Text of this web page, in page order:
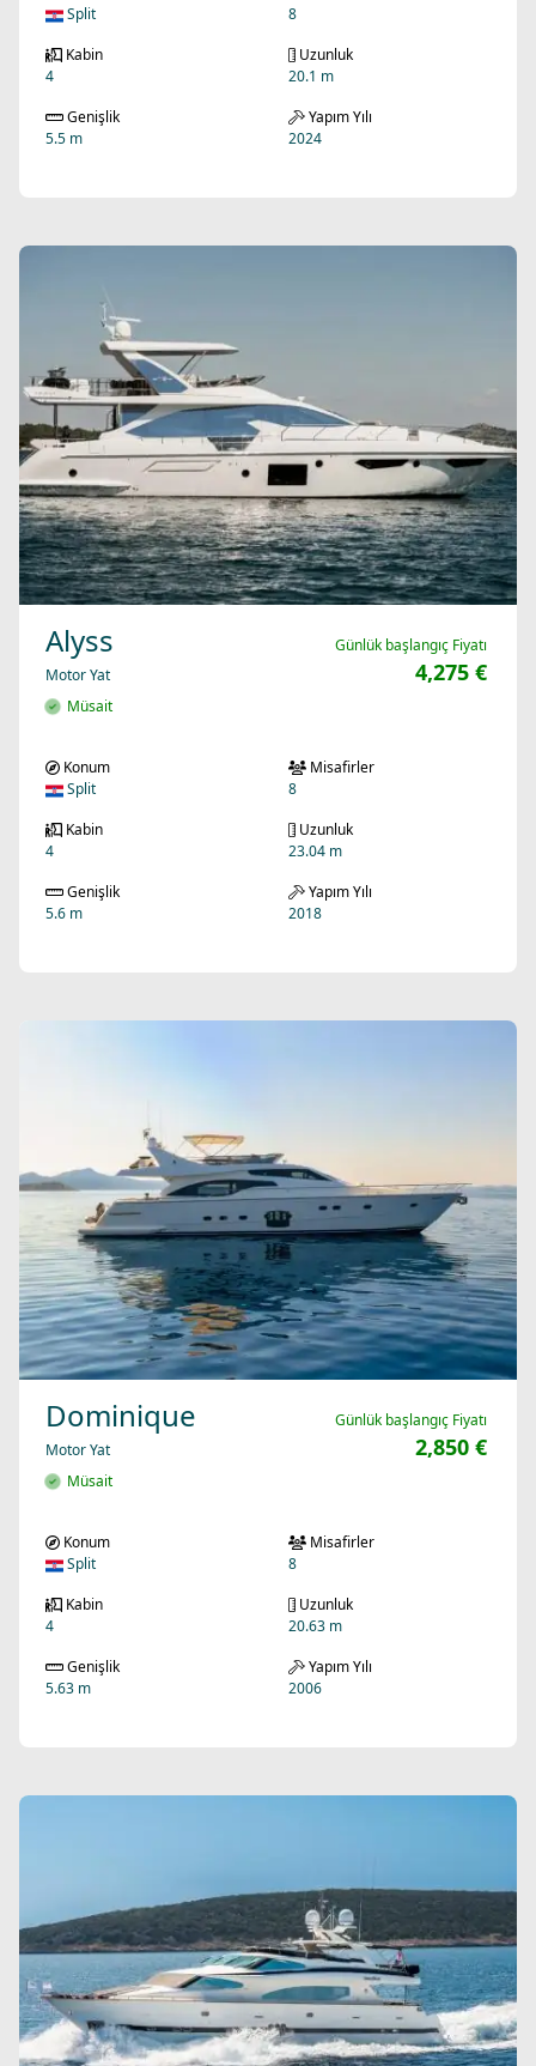
Split
8
Kabin
4
Uzunluk
20.1 m
Genişlik
5.5 m
Yapım Yılı
2024
Alyss
Motor Yat
Müsait
Günlük başlangıç Fiyatı
4,275 €
Konum
Split
Misafirler
8
Kabin
4
Uzunluk
23.04 m
Genişlik
5.6 m
Yapım Yılı
2018
Dominique
Motor Yat
Müsait
Günlük başlangıç Fiyatı
2,850 €
Konum
Split
Misafirler
8
Kabin
4
Uzunluk
20.63 m
Genişlik
5.63 m
Yapım Yılı
2006